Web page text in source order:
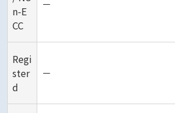
n-E
CC
－
Regi
ster
d
－